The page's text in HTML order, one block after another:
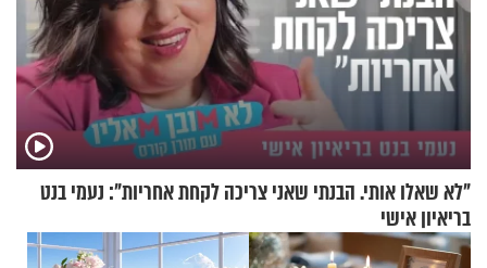
"לא שאלו אותי. הבנתי שאני צריכה לקחת אחריות": נעמי בנט
בריאיון אישי